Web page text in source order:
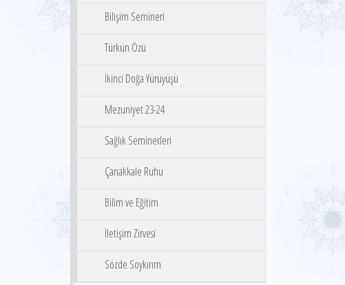
Bilişim Semineri
Türkün Özü
İkinci Doğa Yürüyüşü
Mezuniyet 23-24
Sağlık Seminerleri
Çanakkale Ruhu
Bilim ve Eğitim
İletişim Zirvesi
Sözde Soykırım